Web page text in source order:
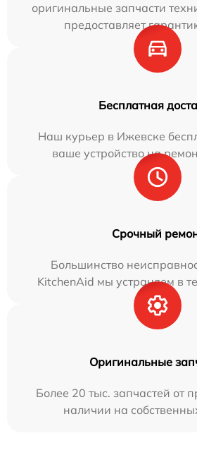
оригинальные запчасти
предоставляет
Бесплатная
Наш курьер в Ижевске
ваше устройство на
Срочный
Большинство
KitchenAid мы устраняем в
Оригинальные
Более 20 тыс. запчастей от
наличии на